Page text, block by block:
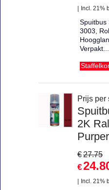
Incl. 21%
Spuitbus
3003,
Verpakt...
Prijs per
2K
€27.75
€
Incl. 21%